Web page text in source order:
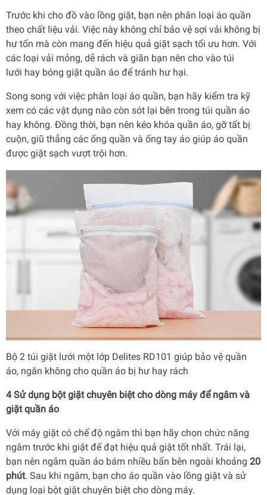
Trước khi cho đồ vào lồng giặt, bạn nên phân loại áo quần
theo chất liệu vải. Việc này không chỉ bảo vệ sợi vải không bị
hư tổn mà còn mang đến hiệu quả giặt sạch tối ưu hơn. Với
các loại vải mỏng, dễ rách và giãn bạn nên cho vào túi
lưới hay bóng giặt quần áo để tránh hư hại.
Song song với việc phân loại áo quần, bạn hãy kiểm tra kỹ
xem có các vật dụng nào còn sót lại bên trong túi quần áo
hay không. Đồng thời, bạn nên kéo khóa quần áo, gỡ tất bị
cuộn, giũ thẳng các ống quần và ống tay áo giúp áo quần
được giặt sạch vượt trội hơn.
Bộ 2 túi giặt lưới một lớp Delites RD101 giúp bảo vệ quần
áo, ngăn không cho quần áo bị hư hay rách
4 Sử dụng bột giặt chuyên biệt cho dòng máy để ngâm và
giặt quần áo
Với máy giặt có chế độ ngâm thì bạn hãy chọn chức năng
ngâm trước khi giặt để đạt hiệu quả giặt tốt nhất. Trái lại,
bạn nên ngâm quần áo bám nhiều bẩn bên ngoài khoảng 20
phút. Sau khi ngâm, bạn cho áo quần vào lồng giặt và sử
dụng loại bột giặt chuyên biệt cho dòng máy.